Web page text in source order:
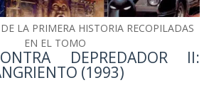
LA PRIMERA HISTORIA RECOPILADAS
EN EL TOMO
DEPREDADOR II:
(1993)